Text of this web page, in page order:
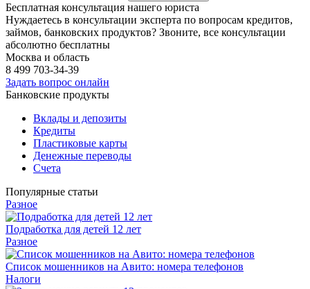
Бесплатная консультация нашего юриста
Нуждаетесь в консультации эксперта по вопросам кредитов,
займов, банковских продуктов? Звоните, все консультации
абсолютно бесплатны
Москва и область
8 499 703-34-39
Задать вопрос онлайн
Банковские продукты
Вклады и депозиты
Кредиты
Пластиковые карты
Денежные переводы
Счета
Популярные статьи
Разное
Подработка для детей 12 лет
Разное
Список мошенников на Авито: номера телефонов
Налоги